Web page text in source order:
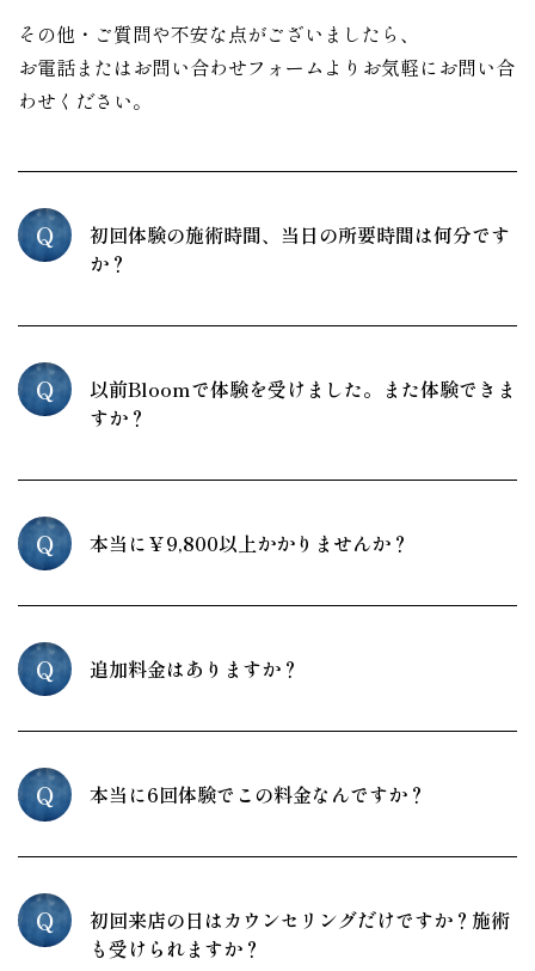
その他・ご質問や不安な点がございましたら、
お電話またはお問い合わせフォームよりお気軽にお問い合
わせください。
Q
初回体験の施術時間、当日の所要時間は何分です
か？
Q
以前Bloomで体験を受けました。また体験できま
すか？
Q 本当に￥9,800以上かかりませんか？
Q 追加料金はありますか？
Q 本当に6回体験でこの料金なんですか？
Q
初回来店の日はカウンセリングだけですか？施術
も受けられますか？